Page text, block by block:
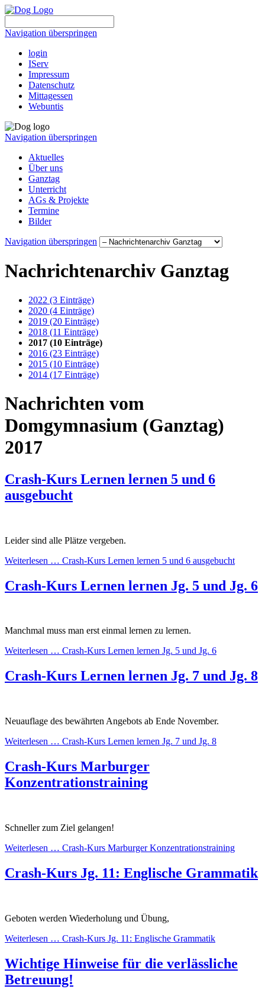
Navigation überspringen
login
IServ
Impressum
Datenschutz
Mittagessen
Webuntis
Navigation überspringen
Aktuelles
Über uns
Ganztag
Unterricht
AGs & Projekte
Termine
Bilder
Navigation überspringen
Nachrichtenarchiv Ganztag
2022 (3 Einträge)
2020 (4 Einträge)
2019 (20 Einträge)
2018 (11 Einträge)
2017 (10 Einträge)
2016 (23 Einträge)
2015 (10 Einträge)
2014 (17 Einträge)
Nachrichten vom
Domgymnasium (Ganztag)
2017
Crash-Kurs Lernen lernen 5 und 6
ausgebucht
Leider sind alle Plätze vergeben.
Weiterlesen … Crash-Kurs Lernen lernen 5 und 6 ausgebucht
Crash-Kurs Lernen lernen Jg. 5 und Jg. 6
Manchmal muss man erst einmal lernen zu lernen.
Weiterlesen … Crash-Kurs Lernen lernen Jg. 5 und Jg. 6
Crash-Kurs Lernen lernen Jg. 7 und Jg. 8
Neuauflage des bewährten Angebots ab Ende November.
Weiterlesen … Crash-Kurs Lernen lernen Jg. 7 und Jg. 8
Crash-Kurs Marburger
Konzentrationstraining
Schneller zum Ziel gelangen!
Weiterlesen … Crash-Kurs Marburger Konzentrationstraining
Crash-Kurs Jg. 11: Englische Grammatik
Geboten werden Wiederholung und Übung,
Weiterlesen … Crash-Kurs Jg. 11: Englische Grammatik
Wichtige Hinweise für die verlässliche
Betreuung!